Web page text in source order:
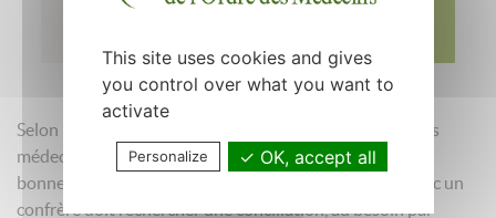
19 avril 2007
Selon l'article 56 du Code de Déontologie Médicale, " les
médecins doivent entretenir entre eux des rapports de
bonne confraternité. Un médecin qui a un différend avec un
confrère doit rechercher une conciliation, au besoin par
This site uses cookies and gives
you control over what you want to
activate
Personalize OK, accept all